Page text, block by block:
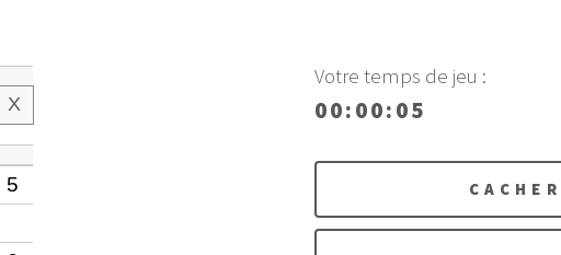
X
5
Votre temps de jeu :
00:00:05